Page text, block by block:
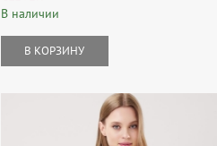
В наличии
В КОРЗИНУ